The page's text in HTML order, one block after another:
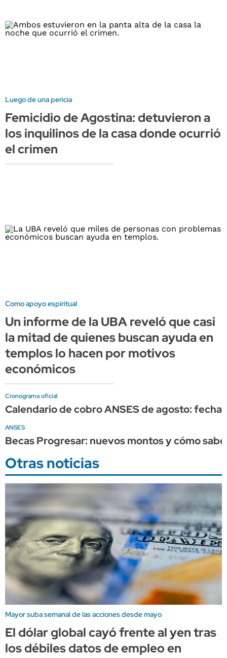
Luego de una pericia
Femicidio de Agostina: detuvieron a
los inquilinos de la casa donde ocurrió
el crimen
Como apoyo espiritual
Un informe de la UBA reveló que casi
la mitad de quienes buscan ayuda en
templos lo hacen por motivos
económicos
Cronograma oficial
Calendario de cobro ANSES de agosto:
ANSES
Becas Progresar: nuevos montos y cómo
Otras noticias
Mayor suba semanal de las acciones desde mayo
El dólar global cayó frente al yen tras
los débiles datos de empleo en